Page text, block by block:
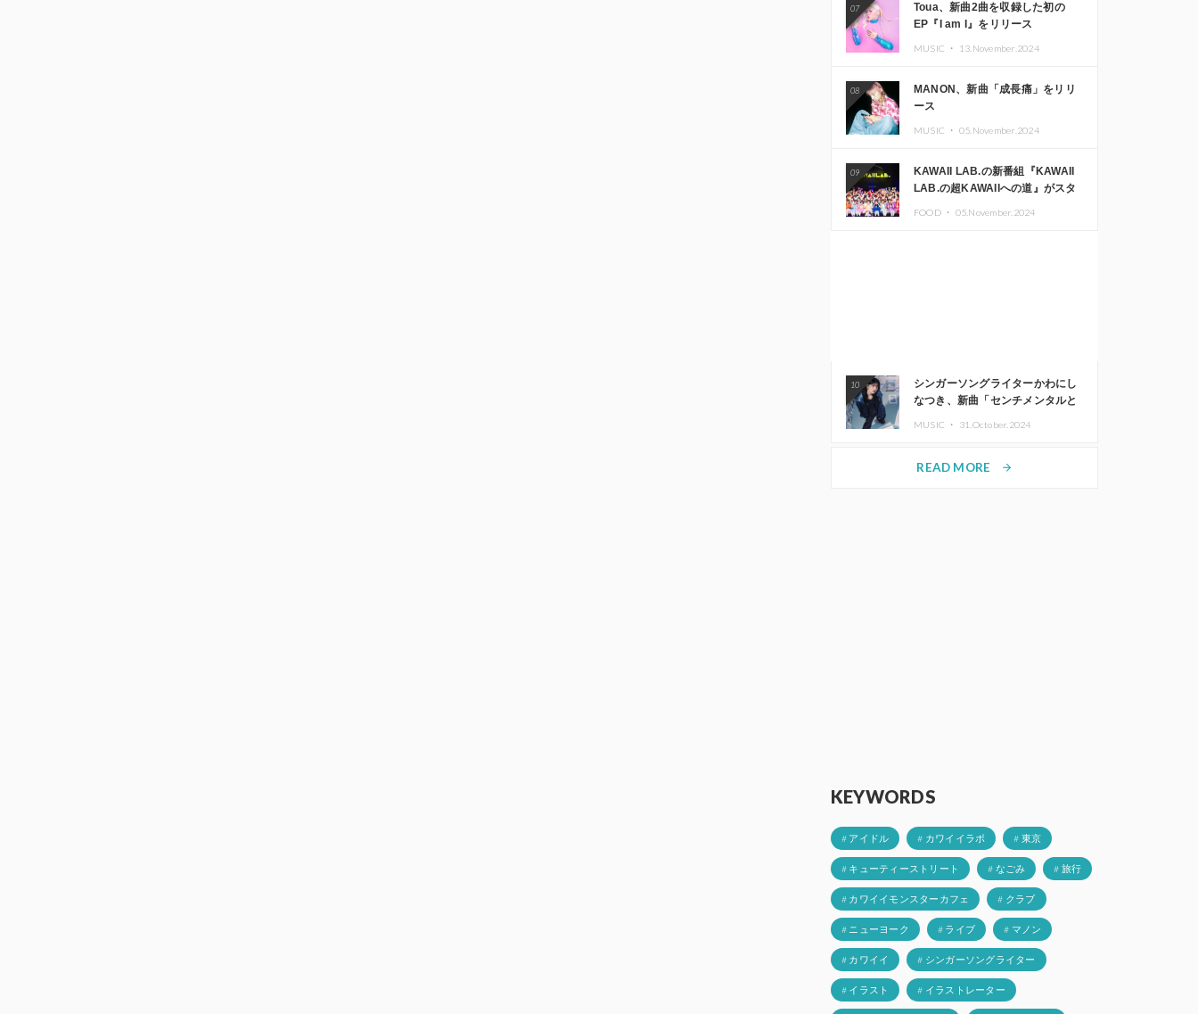
07
Toua、新曲2曲を収録した初の
EP『I am I』をリリース
MUSIC ・ 13.November.2024
08
MANON、新曲「成長痛」をリリ
ース
MUSIC ・ 05.November.2024
09
KAWAII LAB.の新番組『KAWAII
LAB.の超KAWAIIへの道』がスタ
FOOD ・ 05.November.2024
10
シンガーソングライターかわにし
なつき、新曲「センチメンタルと
MUSIC ・ 31.October.2024
READ MORE arrow_forward
KEYWORDS
# アイドル # カワイイラボ # 東京
# キューティーストリート # なごみ # 旅行
# カワイイモンスターカフェ # クラブ
# ニューヨーク # ライブ # マノン
# カワイイ # シンガーソングライター
# イラスト # イラストレーター